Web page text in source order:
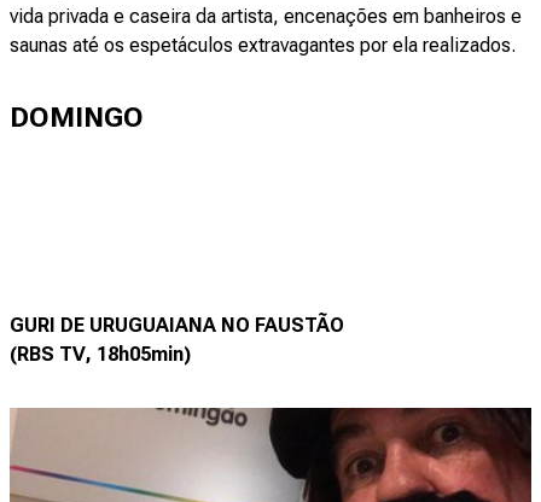
vida privada e caseira da artista, encenações em banheiros e
saunas até os espetáculos extravagantes por ela realizados.
DOMINGO
GURI DE URUGUAIANA NO FAUSTÃO
(RBS TV, 18h05min)